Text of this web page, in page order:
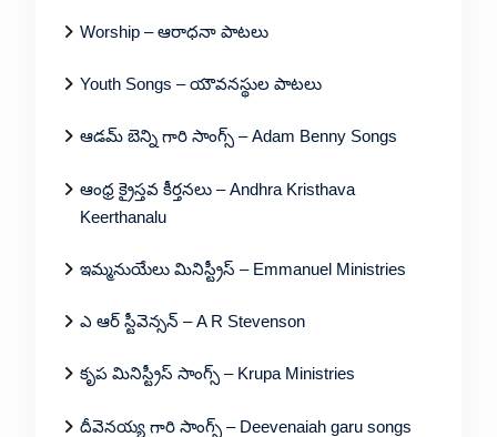
Worship – ఆరాధనా పాటలు
Youth Songs – యౌవనస్థుల పాటలు
ఆడమ్ బెన్ని గారి సాంగ్స్ – Adam Benny Songs
ఆంధ్ర క్రైస్తవ కీర్తనలు – Andhra Kristhava
Keerthanalu
ఇమ్మనుయేలు మినిస్ట్రీస్ – Emmanuel Ministries
ఎ ఆర్ స్టీవెన్సన్ – A R Stevenson
కృప మినిస్ట్రీస్ సాంగ్స్ – Krupa Ministries
దీవెనయ్య గారి సాంగ్స్ – Deevenaiah garu songs